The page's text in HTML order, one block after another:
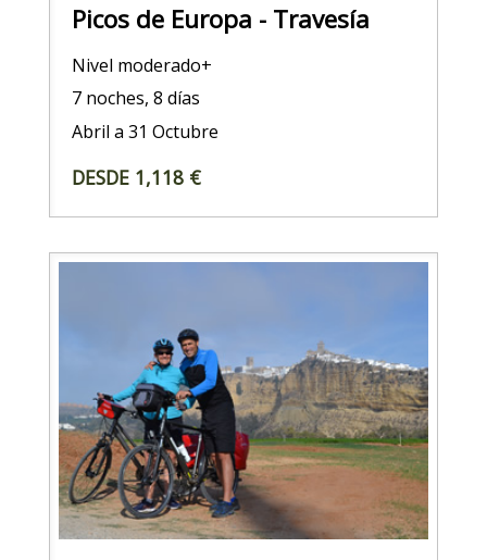
Picos de Europa - Travesía
Nivel moderado+
7 noches, 8 días
Abril a 31 Octubre
DESDE 1,118 €